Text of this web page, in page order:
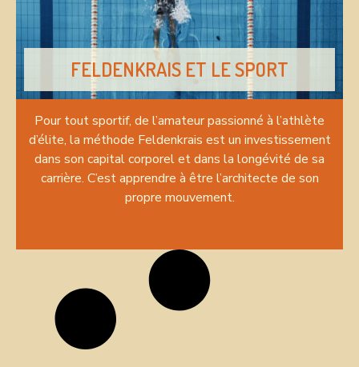
FELDENKRAIS ET LE SPORT
Pour tout sportif, de l’amateur passionné à l’athlète
d’élite, la méthode Feldenkrais est un investissement
dans son capital corporel et dans la longévité de sa
carrière. C’est apprendre à être l’architecte de son
propre mouvement.